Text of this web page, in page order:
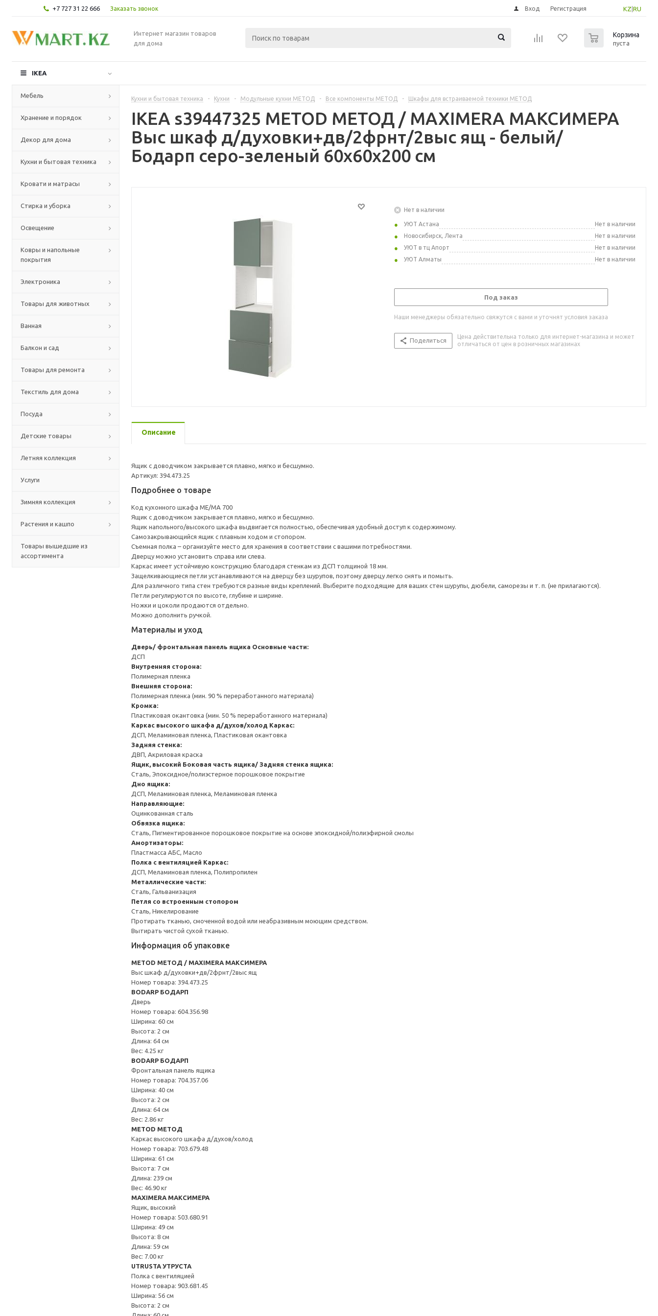
+7 727 31 22 666 Заказать звонок KZ RU
Вход Регистрация
Интернет магазин товаров
для дома
Корзина
пуста
IKEA
Мебель
Хранение и порядок
Декор для дома
Кухни и бытовая техника
Кровати и матрасы
Стирка и уборка
Освещение
Ковры и напольные
покрытия
Электроника
Товары для животных
Ванная
Балкон и сад
Товары для ремонта
Текстиль для дома
Посуда
Детские товары
Летняя коллекция
Услуги
Зимняя коллекция
Растения и кашпо
Товары вышедшие из
ассортимента
Кухни и бытовая техника - Кухни - Модульные кухни МЕТОД - Все компоненты МЕТОД - Шкафы для встраиваемой техники МЕТОД
IKEA s39447325 METOD МЕТОД / MAXIMERA МАКСИМЕРА
Выс шкаф д/духовки+дв/2фрнт/2выс ящ - белый/
Бодарп серо-зеленый 60x60x200 см
Нет в наличии
УЮТ Астана
Нет в наличии
Новосибирск, Лента
Нет в наличии
УЮТ в тц Апорт
Нет в наличии
УЮТ Алматы
Нет в наличии
Под заказ
Наши менеджеры обязательно свяжутся с вами и уточнят условия заказа
Поделиться
Цена действительна только для интернет-магазина и может
отличаться от цен в розничных магазинах
Описание
Ящик с доводчиком закрывается плавно, мягко и бесшумно.
Артикул: 394.473.25
Подробнее о товаре
Код кухонного шкафа ME/MA 700
Ящик с доводчиком закрывается плавно, мягко и бесшумно.
Ящик напольного/высокого шкафа выдвигается полностью, обеспечивая удобный доступ к содержимому.
Cамозакрывающийся ящик с плавным ходом и стопором.
Съемная полка – организуйте место для хранения в соответствии с вашими потребностями.
Дверцу можно установить справа или слева.
Каркас имеет устойчивую конструкцию благодаря стенкам из ДСП толщиной 18 мм.
Защелкивающиеся петли устанавливаются на дверцу без шурупов, поэтому дверцу легко снять и помыть.
Для различного типа стен требуются разные виды креплений. Выберите подходящие для ваших стен шурупы, дюбели, саморезы и т. п. (не прилагаются).
Петли регулируются по высоте, глубине и ширине.
Ножки и цоколи продаются отдельно.
Можно дополнить ручкой.
Материалы и уход
Дверь/ фронтальная панель ящика Основные части:
ДСП
Внутренняя сторона:
Полимерная пленка
Внешняя сторона:
Полимерная пленка (мин. 90 % переработанного материала)
Кромка:
Пластиковая окантовка (мин. 50 % переработанного материала)
Каркас высокого шкафа д/духов/холод Каркас:
ДСП, Меламиновая пленка, Пластиковая окантовка
Задняя стенка:
ДВП, Акриловая краска
Ящик, высокий Боковая часть ящика/ Задняя стенка ящика:
Сталь, Эпоксидное/полиэстерное порошковое покрытие
Дно ящика:
ДСП, Меламиновая пленка, Меламиновая пленка
Направляющие:
Оцинкованная сталь
Обвязка ящика:
Сталь, Пигментированное порошковое покрытие на основе эпоксидной/полиэфирной смолы
Амортизаторы:
Пластмасса АБС, Масло
Полка с вентиляцией Каркас:
ДСП, Меламиновая пленка, Полипропилен
Металлические части:
Сталь, Гальванизация
Петля со встроенным стопором
Сталь, Никелирование
Протирать тканью, смоченной водой или неабразивным моющим средством.
Вытирать чистой сухой тканью.
Информация об упаковке
METOD МЕТОД / MAXIMERA МАКСИМЕРА
Выс шкаф д/духовки+дв/2фрнт/2выс ящ
Номер товара: 394.473.25
BODARP БОДАРП
Дверь
Номер товара: 604.356.98
Ширина: 60 см
Высота: 2 см
Длина: 64 см
Вес: 4.25 кг
BODARP БОДАРП
Фронтальная панель ящика
Номер товара: 704.357.06
Ширина: 40 см
Высота: 2 см
Длина: 64 см
Вес: 2.86 кг
METOD МЕТОД
Каркас высокого шкафа д/духов/холод
Номер товара: 703.679.48
Ширина: 61 см
Высота: 7 см
Длина: 239 см
Вес: 46.90 кг
MAXIMERA МАКСИМЕРА
Ящик, высокий
Номер товара: 503.680.91
Ширина: 49 см
Высота: 8 см
Длина: 59 см
Вес: 7.00 кг
UTRUSTA УТРУСТА
Полка с вентиляцией
Номер товара: 903.681.45
Ширина: 56 см
Высота: 2 см